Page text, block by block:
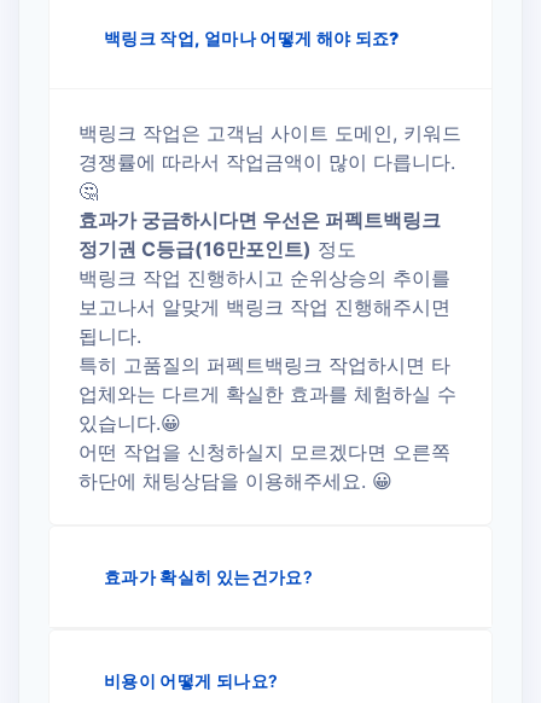
백링크 작업, 얼마나 어떻게 해야 되죠?
백링크 작업은 고객님 사이트 도메인, 키워드
경쟁률에 따라서 작업금액이 많이 다릅니다.
🤔
효과가 궁금하시다면 우선은 퍼펙트백링크
정기권 C등급(16만포인트) 정도
백링크 작업 진행하시고 순위상승의 추이를
보고나서 알맞게 백링크 작업 진행해주시면
됩니다.
특히 고품질의 퍼펙트백링크 작업하시면 타
업체와는 다르게 확실한 효과를 체험하실 수
있습니다.😀
어떤 작업을 신청하실지 모르겠다면 오른쪽
하단에 채팅상담을 이용해주세요. 😀
효과가 확실히 있는건가요?
비용이 어떻게 되나요?